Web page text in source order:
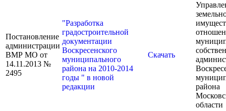
Постановление
администрации
ВМР МО от
14.11.2013 №
2495
"Разработка
градостроительной
документации
Воскресенского
муниципального
района на 2010-2014
годы " в новой
редакции
Скачать
района
области